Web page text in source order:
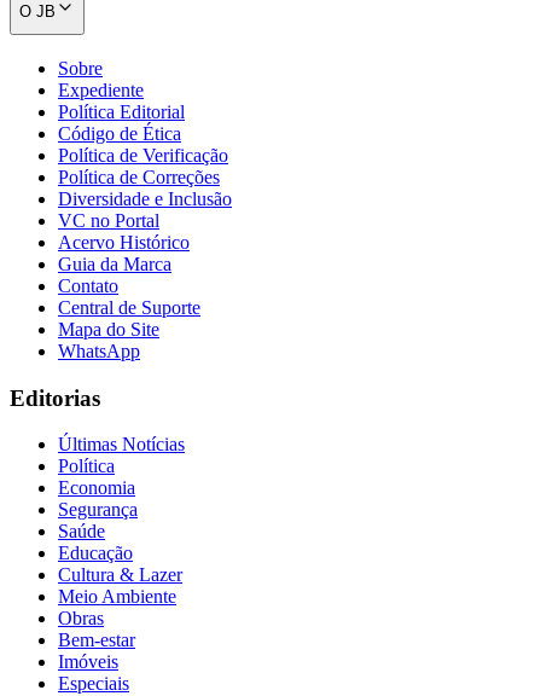
Santos
O JB
Sobre
Expediente
Política Editorial
Código de Ética
Política de Verificação
Política de Correções
Diversidade e Inclusão
VC no Portal
Acervo Histórico
Guia da Marca
Contato
Central de Suporte
Mapa do Site
WhatsApp
Editorias
Últimas Notícias
Política
Economia
Segurança
Saúde
Educação
Cultura & Lazer
Meio Ambiente
Obras
Bem-estar
Imóveis
Especiais